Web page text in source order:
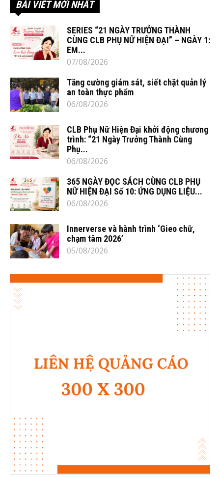
BÀI VIẾT MỚI NHẤT
SERIES “21 NGÀY TRƯỞNG THÀNH
CÙNG CLB PHỤ NỮ HIỆN ĐẠI” – NGÀY 1:
EM...
07/08/2026
Tăng cường giám sát, siết chặt quản lý
an toàn thực phẩm
06/08/2026
CLB Phụ Nữ Hiện Đại khởi động chương
trình: “21 Ngày Trưởng Thành Cùng
Phụ...
06/08/2026
365 NGÀY ĐỌC SÁCH CÙNG CLB PHỤ
NỮ HIỆN ĐẠI Số 10: ỨNG DỤNG LIỆU...
06/08/2026
Innerverse và hành trình ‘Gieo chữ,
chạm tâm 2026’
05/08/2026